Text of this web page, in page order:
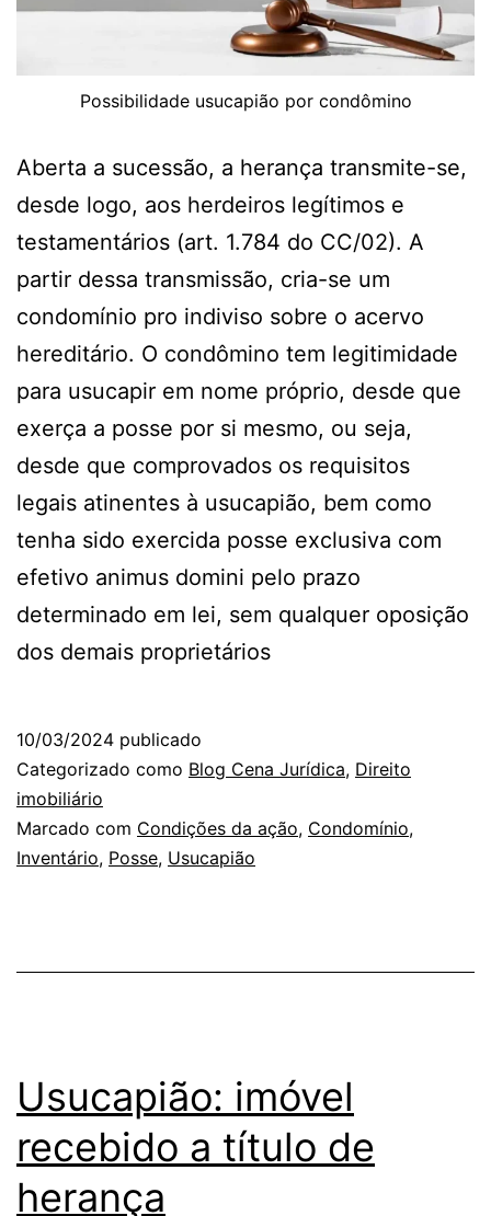
Possibilidade usucapião por condômino
Aberta a sucessão, a herança transmite-se,
desde logo, aos herdeiros legítimos e
testamentários (art. 1.784 do CC/02). A
partir dessa transmissão, cria-se um
condomínio pro indiviso sobre o acervo
hereditário. O condômino tem legitimidade
para usucapir em nome próprio, desde que
exerça a posse por si mesmo, ou seja,
desde que comprovados os requisitos
legais atinentes à usucapião, bem como
tenha sido exercida posse exclusiva com
efetivo animus domini pelo prazo
determinado em lei, sem qualquer oposição
dos demais proprietários
10/03/2024 publicado
Categorizado como Blog Cena Jurídica, Direito
imobiliário
Marcado com Condições da ação, Condomínio,
Inventário, Posse, Usucapião
Usucapião: imóvel
recebido a título de
herança